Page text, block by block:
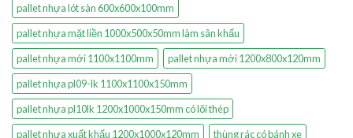
pallet nhựa lót sàn 600x600x100mm
pallet nhựa mặt liền 1000x500x50mm làm sân khấu
pallet nhựa mới 1100x1100mm
pallet nhựa mới 1200x800x120mm
pallet nhựa pl09-lk 1100x1100x150mm
pallet nhựa pl10lk 1200x1000x150mm có lõi thép
pallet nhựa xuất khẩu 1200x1000x120mm
thùng rác có bánh xe